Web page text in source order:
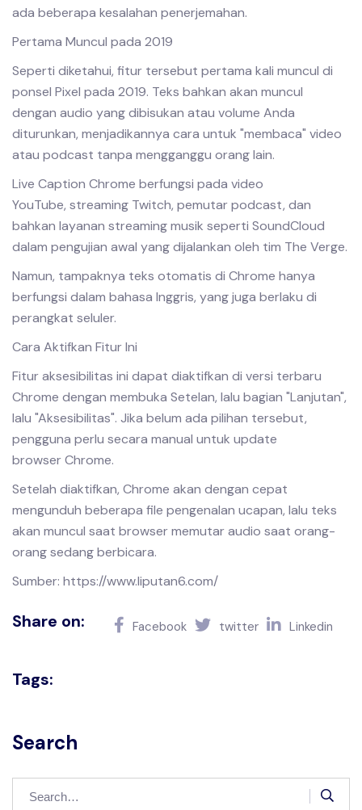
ada beberapa kesalahan penerjemahan.
Pertama Muncul pada 2019
Seperti diketahui, fitur tersebut pertama kali muncul di
ponsel Pixel pada 2019. Teks bahkan akan muncul
dengan audio yang dibisukan atau volume Anda
diturunkan, menjadikannya cara untuk "membaca" video
atau podcast tanpa mengganggu orang lain.
Live Caption Chrome berfungsi pada video
YouTube, streaming Twitch, pemutar podcast, dan
bahkan layanan streaming musik seperti SoundCloud
dalam pengujian awal yang dijalankan oleh tim The Verge.
Namun, tampaknya teks otomatis di Chrome hanya
berfungsi dalam bahasa Inggris, yang juga berlaku di
perangkat seluler.
Cara Aktifkan Fitur Ini
Fitur aksesibilitas ini dapat diaktifkan di versi terbaru
Chrome dengan membuka Setelan, lalu bagian "Lanjutan",
lalu "Aksesibilitas". Jika belum ada pilihan tersebut,
pengguna perlu secara manual untuk update
browser Chrome.
Setelah diaktifkan, Chrome akan dengan cepat
mengunduh beberapa file pengenalan ucapan, lalu teks
akan muncul saat browser memutar audio saat orang-
orang sedang berbicara.
Sumber: https://www.liputan6.com/
Share on: Facebook twitter Linkedin
Tags:
Search